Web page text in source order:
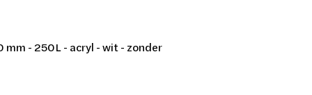
mm - 250L - acryl - wit - zonder